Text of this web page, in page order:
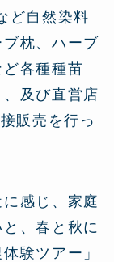
ど自然染料
枕、ハーブ
各種種苗
及び直営店
販売を行っ
感じ、家庭
、春と秋に
験ツアー」